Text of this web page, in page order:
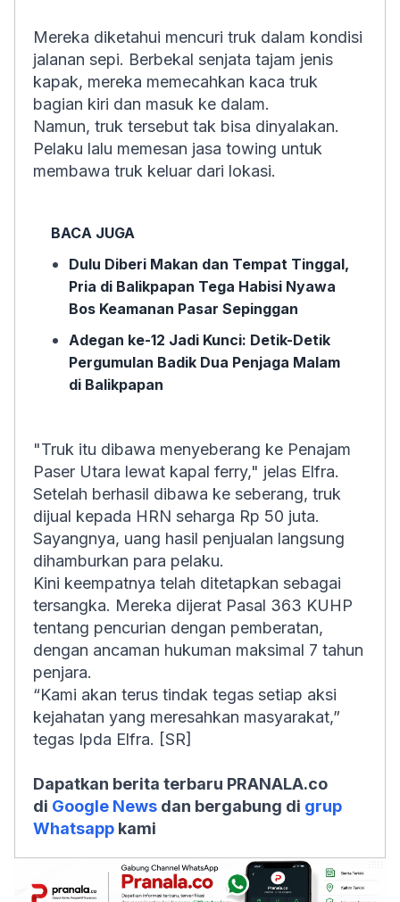
Mereka diketahui mencuri truk dalam kondisi
jalanan sepi. Berbekal senjata tajam jenis
kapak, mereka memecahkan kaca truk
bagian kiri dan masuk ke dalam.
Namun, truk tersebut tak bisa dinyalakan.
Pelaku lalu memesan jasa towing untuk
membawa truk keluar dari lokasi.
BACA JUGA
Dulu Diberi Makan dan Tempat Tinggal,
Pria di Balikpapan Tega Habisi Nyawa
Bos Keamanan Pasar Sepinggan
Adegan ke-12 Jadi Kunci: Detik-Detik
Pergumulan Badik Dua Penjaga Malam
di Balikpapan
"Truk itu dibawa menyeberang ke Penajam
Paser Utara lewat kapal ferry," jelas Elfra.
Setelah berhasil dibawa ke seberang, truk
dijual kepada HRN seharga Rp 50 juta.
Sayangnya, uang hasil penjualan langsung
dihamburkan para pelaku.
Kini keempatnya telah ditetapkan sebagai
tersangka. Mereka dijerat Pasal 363 KUHP
tentang pencurian dengan pemberatan,
dengan ancaman hukuman maksimal 7 tahun
penjara.
“Kami akan terus tindak tegas setiap aksi
kejahatan yang meresahkan masyarakat,”
tegas Ipda Elfra. [SR]
Dapatkan berita terbaru PRANALA.co
di Google News dan bergabung di grup
Whatsapp kami